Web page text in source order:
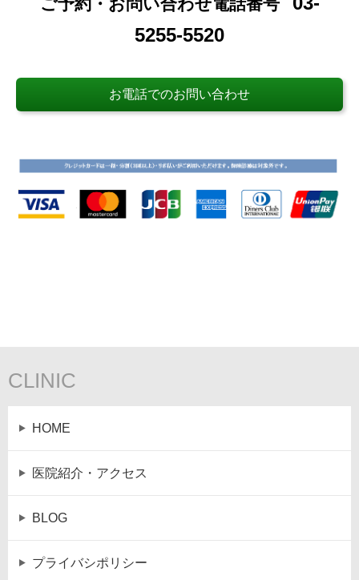
ご予約・お問い合わせ電話番号
5255-5520
お電話でのお問い合わせ
CLINIC
HOME
医院紹介・アクセス
BLOG
プライバシポリシー